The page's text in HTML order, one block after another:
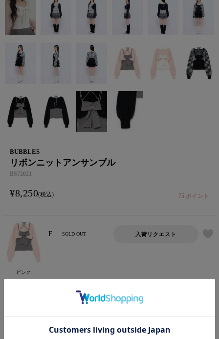
BUBBLES
リボンニットアンサンブル
BS72021
¥8,250 税込 75 ポイント
ピンク
F SOLD OUT 入荷リクエスト
SOLD OUT 入荷リクエスト